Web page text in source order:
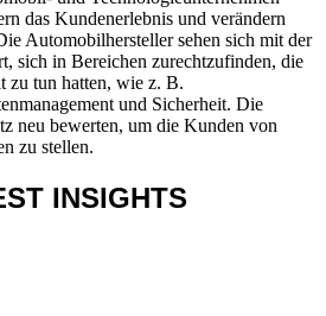
das Kundenerlebnis und verändern
Automobilhersteller sehen sich mit der
sich in Bereichen zurechtzufinden, die
zu tun hatten, wie z. B.
und Sicherheit. Die
neu bewerten, um die Kunden von
zu stellen.
INSIGHTS